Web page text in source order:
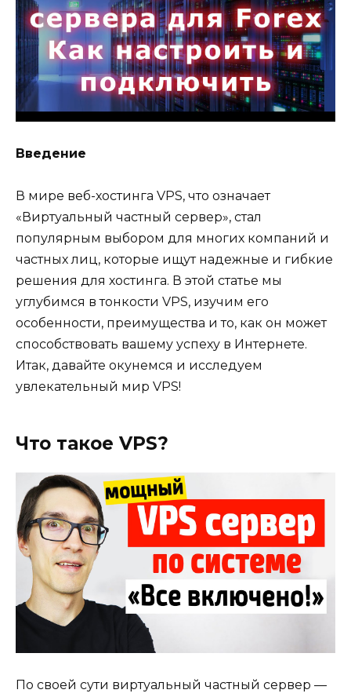
Введение
В мире веб-хостинга VPS, что означает
«Виртуальный частный сервер», стал
популярным выбором для многих компаний и
частных лиц, которые ищут надежные и гибкие
решения для хостинга. В этой статье мы
углубимся в тонкости VPS, изучим его
особенности, преимущества и то, как он может
способствовать вашему успеху в Интернете.
Итак, давайте окунемся и исследуем
увлекательный мир VPS!
Что такое VPS?
По своей сути виртуальный частный сервер —